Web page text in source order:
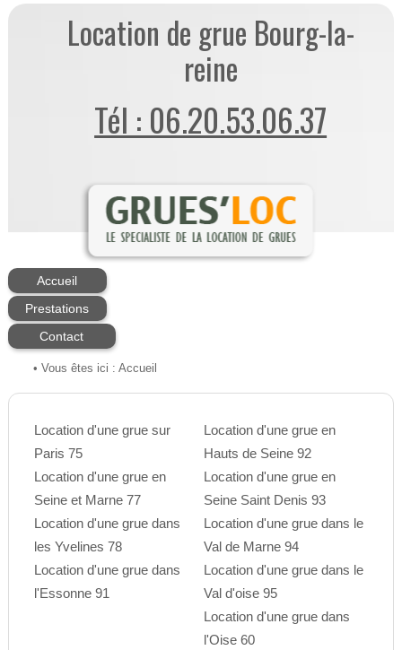
Location de grue Bourg-la-
reine
Tél : 06.20.53.06.37
Accueil
Prestations
Contact
• Vous êtes ici : Accueil
Location d'une grue sur
Paris 75
Location d'une grue en
Seine et Marne 77
Location d'une grue dans
les Yvelines 78
Location d'une grue dans
l'Essonne 91
Location d'une grue en
Hauts de Seine 92
Location d'une grue en
Seine Saint Denis 93
Location d'une grue dans le
Val de Marne 94
Location d'une grue dans le
Val d'oise 95
Location d'une grue dans
l'Oise 60